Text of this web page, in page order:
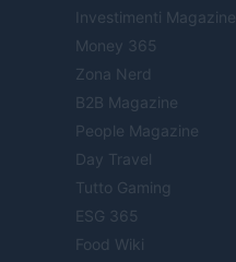
Investimenti Magazine
Money 365
Zona Nerd
B2B Magazine
People Magazine
Day Travel
Tutto Gaming
ESG 365
Food Wiki